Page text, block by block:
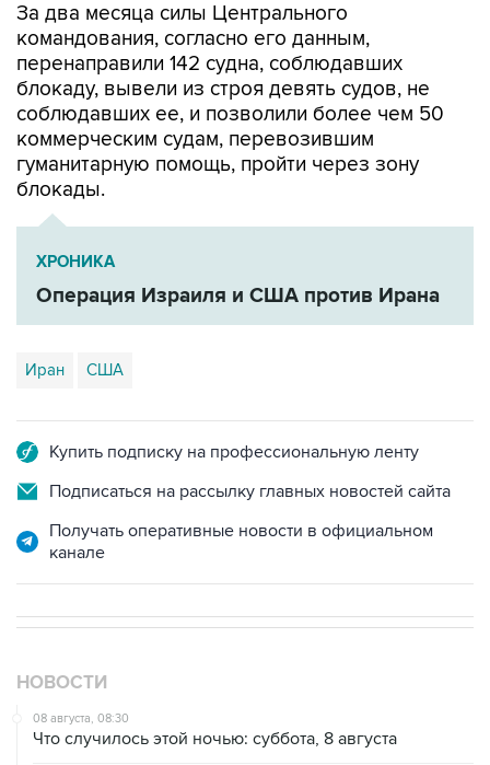
За два месяца силы Центрального
командования, согласно его данным,
перенаправили 142 судна, соблюдавших
блокаду, вывели из строя девять судов, не
соблюдавших ее, и позволили более чем 50
коммерческим судам, перевозившим
гуманитарную помощь, пройти через зону
блокады.
ХРОНИКА
Операция Израиля и США против Ирана
Иран США
Купить подписку на профессиональную ленту
Подписаться на рассылку главных новостей сайта
Получать оперативные новости в официальном
канале
НОВОСТИ
08 августа, 08:30
Что случилось этой ночью: суббота, 8 августа